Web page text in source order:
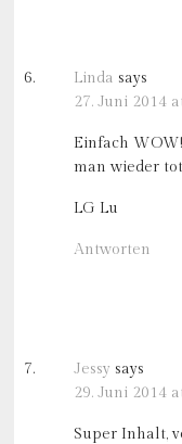
Linda says
27. Juni 2014
Einfach
man wieder
LG Lu
Antworten
Jessy says
29. Juni 2014
Super Inhalt,